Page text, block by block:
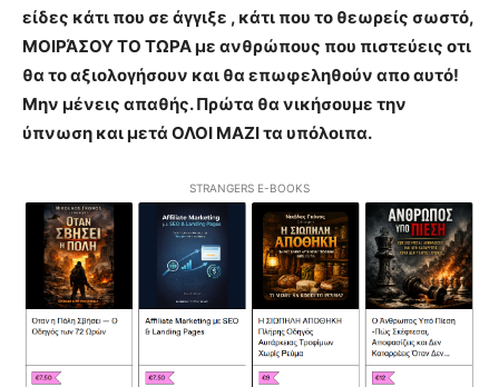
είδες κάτι που σε άγγιξε , κάτι που το θεωρείς σωστό,
ΜΟΙΡΆΣΟΥ ΤΟ ΤΩΡΑ με ανθρώπους που πιστεύεις οτι
θα το αξιολογήσουν και θα επωφεληθούν απο αυτό!
Μην μένεις απαθής. Πρώτα θα νικήσουμε την
ύπνωση και μετά ΟΛΟΙ ΜΑΖΙ τα υπόλοιπα.
STRANGERS E-BOOKS